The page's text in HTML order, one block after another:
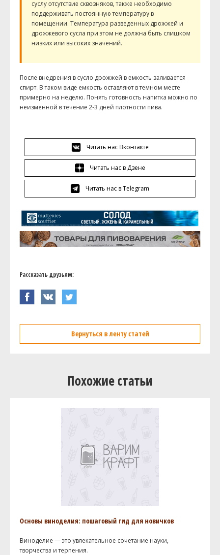
суслу отсутствие сквозняков, также необходимо
поддерживать постоянную температуру в
помещении. Температура разведенных дрожжей и
дрожжевого сусла при этом не должна быть слишком
низких или высоких значений.
После внедрения в сусло дрожжей в емкость заливается
спирт. В таком виде емкость оставляют в темном месте
примерно на неделю. Понять готовность напитка можно по
неизменной в течение 2-3 дней плотности пива.
Читать нас Вконтакте
Читать нас в Дзене
Читать нас в Telegram
Рассказать друзьям:
Вернуться в ленту статей
Похожие статьи
Основы виноделия: пошаговый гид для новичков
Виноделие — это увлекательное сочетание науки,
творчества и терпения.